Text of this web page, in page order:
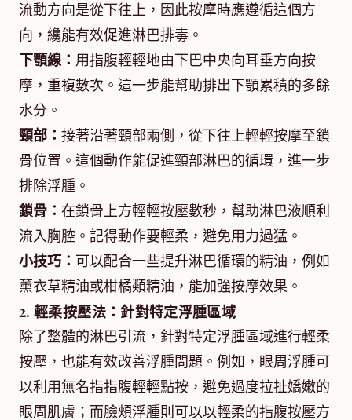
流動方向是從下往上，因此按摩時應遵循這個方
向，纔能有效促進淋巴排毒。
下顎線： 用指腹輕輕地由下巴中央向耳垂方向按
摩，重複數次。這一步能幫助排出下顎累積的多餘
水分。
頸部： 接著沿著頸部兩側，從下往上輕輕按摩至鎖
骨位置。這個動作能促進頸部淋巴的循環，進一步
排除浮腫。
鎖骨： 在鎖骨上方輕輕按壓數秒，幫助淋巴液順利
流入胸腔。記得動作要輕柔，避免用力過猛。
小技巧： 可以配合一些提升淋巴循環的精油，例如
薰衣草精油或柑橘類精油，能加強按摩效果。
2. 輕柔按壓法：針對特定浮腫區域
除了整體的淋巴引流，針對特定浮腫區域進行輕柔
按壓，也能有效改善浮腫問題。例如，眼周浮腫可
以利用無名指指腹輕輕點按，避免過度拉扯嬌嫩的
眼周肌膚；而臉頰浮腫則可以以輕柔的指腹按壓方